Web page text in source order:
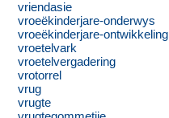
vriendasie
vroeëkinderjare-onderwys
vroeëkinderjare-ontwikkeling
vroetelvark
vroetelvergadering
vrotorrel
vrug
vrugte